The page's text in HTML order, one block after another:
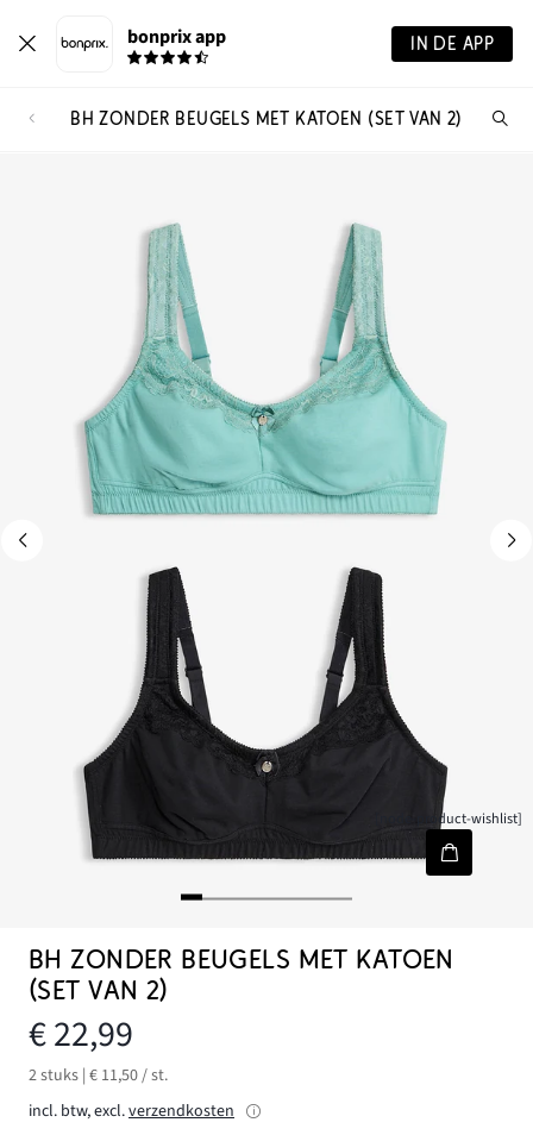
bonprix app IN DE APP
BH ZONDER BEUGELS MET KATOEN (SET VAN 2)
[node-product-wishlist]
BH ZONDER BEUGELS MET KATOEN
(SET VAN 2)
€ 22,99
2 stuks | € 11,50 / st.
incl. btw, excl.verzendkosten